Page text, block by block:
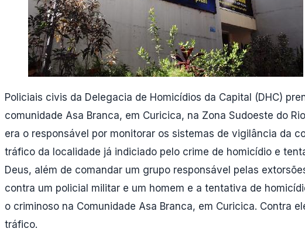
Policiais civis da Delegacia de Homicídios da Capital (DHC)
comunidade Asa Branca, em Curicica, na Zona Sudoeste do
era o responsável por monitorar os sistemas de vigilância da
tráfico da localidade já indiciado pelo crime de homicídio e
Deus, além de comandar um grupo responsável pelas
contra um policial militar e um homem e a tentativa de
o criminoso na Comunidade Asa Branca, em Curicica. Contra
tráfico.